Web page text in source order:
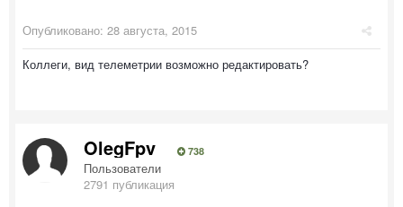
Опубликовано: 28 августа, 2015
Коллеги, вид телеметрии возможно редактировать?
OlegFpv 738
Пользователи
2791 публикация